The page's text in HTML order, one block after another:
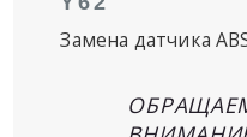
Замена датчика